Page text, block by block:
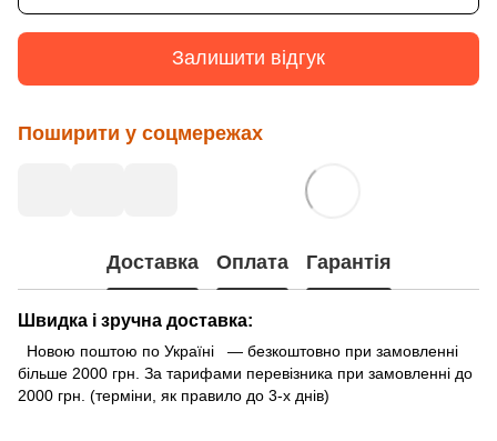
Залишити відгук
Поширити у соцмережах
Доставка Оплата Гарантія
Швидка і зручна доставка:
Новою поштою по Україні — безкоштовно при замовленні
більше 2000 грн. За тарифами перевізника при замовленні до
2000 грн. (терміни, як правило до 3-х днів)